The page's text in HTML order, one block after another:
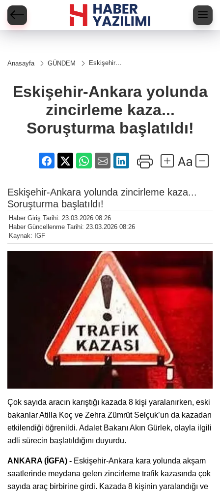
Anasayfa GÜNDEM
Eskişehir-
zincirleme
kaza...
başlatıldı!
Eskişehir-Ankara yolunda
zincirleme kaza...
Soruşturma başlatıldı!
Eskişehir-Ankara yolunda zincirleme kaza...
Soruşturma başlatıldı!
Haber Giriş Tarihi: 23.03.2026 08:26
Haber Güncellenme Tarihi: 23.03.2026 08:26
Kaynak: IGF
Çok sayıda aracın karıştığı kazada 8 kişi yaralanırken, eski
bakanlar Atilla Koç ve Zehra Zümrüt Selçuk’un da kazadan
etkilendiği öğrenildi. Adalet Bakanı Akın Gürlek, olayla ilgili
adli sürecin başlatıldığını duyurdu.
ANKARA (İGFA) - Eskişehir-Ankara kara yolunda akşam
saatlerinde meydana gelen zincirleme trafik kazasında çok
sayıda araç birbirine girdi. Kazada 8 kişinin yaralandığı ve